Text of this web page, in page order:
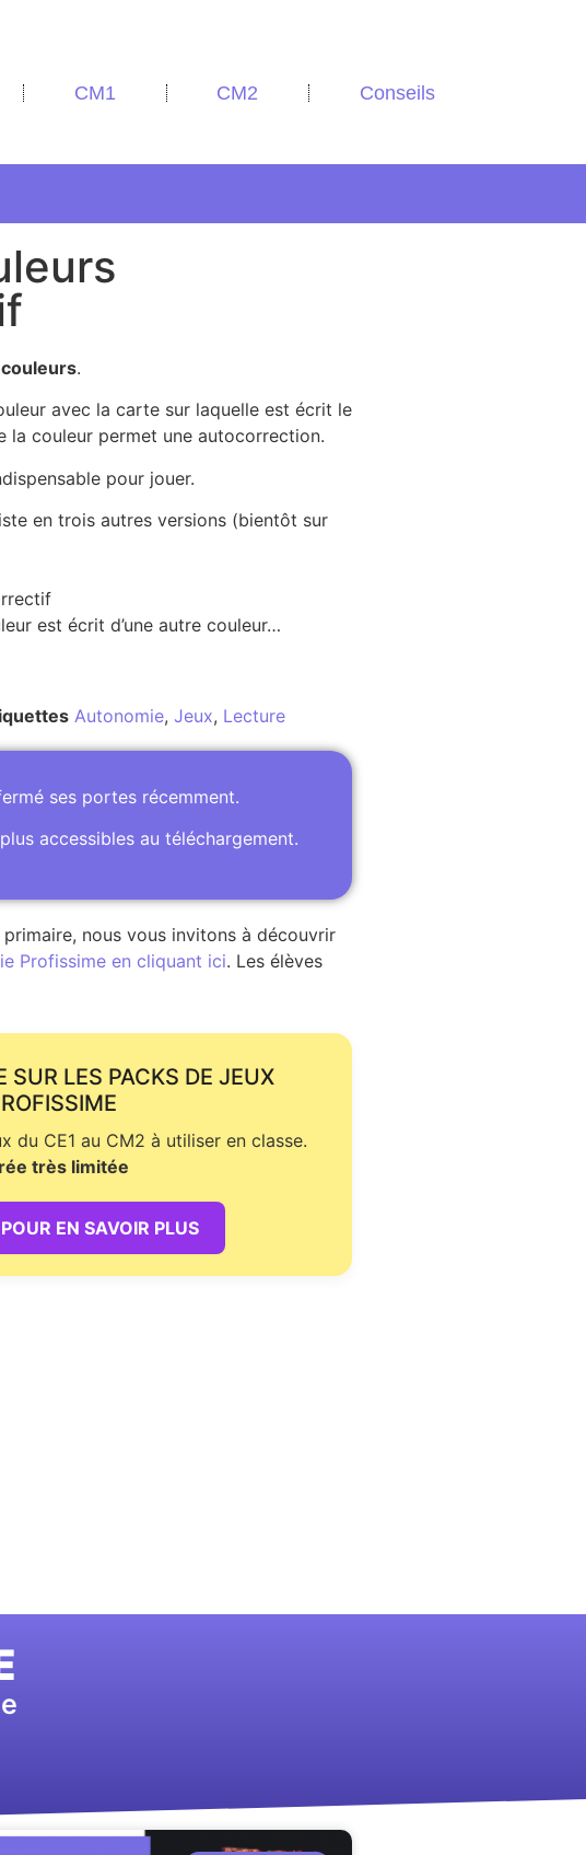
CM1 CM2 Conseils
couleurs.
avec la carte sur laquelle est écrit le
la couleur permet une autocorrection.
pour jouer.
en trois autres versions (bientôt sur
est écrit d’une autre couleur…
Autonomie, Jeux, Lecture
ses portes récemment.
accessibles au téléchargement.
nous vous invitons à découvrir
Profissime en cliquant ici. Les élèves
SUR LES PACKS DE JEUX
du CE1 au CM2 à utiliser en classe.
très limitée
EN SAVOIR PLUS